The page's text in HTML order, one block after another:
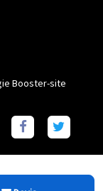
Booster-site